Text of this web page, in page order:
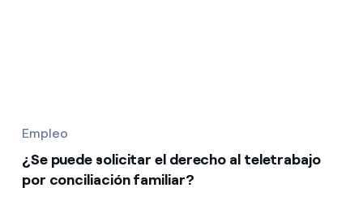
Empleo
¿Se puede solicitar el derecho al teletrabajo
por conciliación familiar?